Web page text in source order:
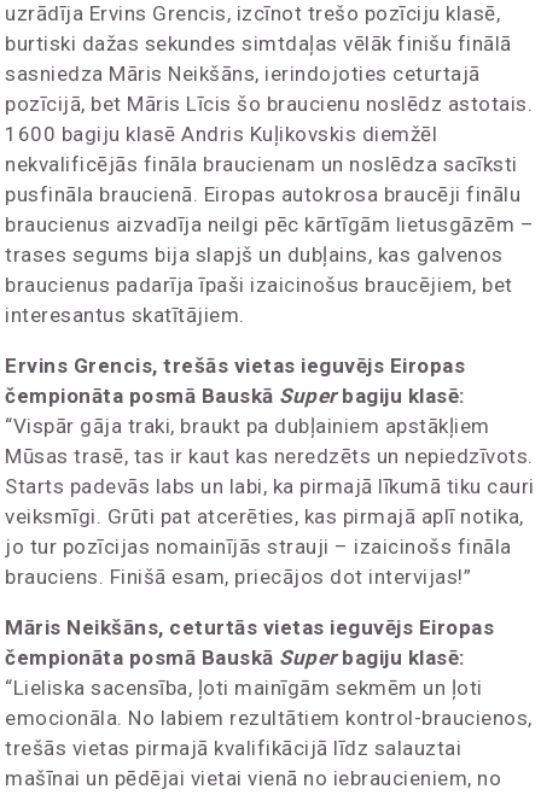
uzrādīja Ervins Grencis, izcīnot trešo pozīciju klasē,
burtiski dažas sekundes simtdaļas vēlāk finišu finālā
sasniedza Māris Neikšāns, ierindojoties ceturtajā
pozīcijā, bet Māris Līcis šo braucienu noslēdz astotais.
1600 bagiju klasē Andris Kuļikovskis diemžēl
nekvalificējās fināla braucienam un noslēdza sacīksti
pusfināla braucienā. Eiropas autokrosa braucēji finālu
braucienus aizvadīja neilgi pēc kārtīgām lietusgāzēm –
trases segums bija slapjš un dubļains, kas galvenos
braucienus padarīja īpaši izaicinošus braucējiem, bet
interesantus skatītājiem.
Ervins Grencis, trešās vietas ieguvējs Eiropas
čempionāta posmā Bauskā Superbagiju klasē:
“Vispār gāja traki, braukt pa dubļainiem apstākļiem
Mūsas trasē, tas ir kaut kas neredzēts un nepiedzīvots.
Starts padevās labs un labi, ka pirmajā līkumā tiku cauri
veiksmīgi. Grūti pat atcerēties, kas pirmajā aplī notika,
jo tur pozīcijas nomainījās strauji – izaicinošs fināla
brauciens. Finišā esam, priecājos dot intervijas!”
Māris Neikšāns, ceturtās vietas ieguvējs Eiropas
čempionāta posmā Bauskā Superbagiju klasē:
“Lieliska sacensība, ļoti mainīgām sekmēm un ļoti
emocionāla. No labiem rezultātiem kontrol-braucienos,
trešās vietas pirmajā kvalifikācijā līdz salauztai
mašīnai un pēdējai vietai vienā no iebraucieniem, no